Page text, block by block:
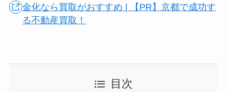
金化なら買取がおすすめ | 【PR】京都で成功す
る不動産買取！
目次